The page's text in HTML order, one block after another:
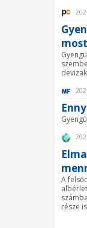
A
része